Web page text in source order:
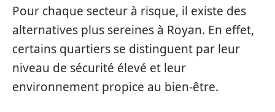
Pour chaque secteur à risque, il existe des
alternatives plus sereines à Royan. En effet,
certains quartiers se distinguent par leur
niveau de sécurité élevé et leur
environnement propice au bien-être.